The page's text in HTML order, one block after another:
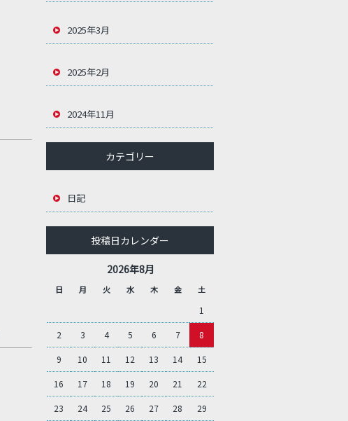
2025年3月
2025年2月
2024年11月
カテゴリー
日記
投稿日カレンダー
2026年8月
日 月 火 水 木 金 土
1
2 3 4 5 6 7 8
9 10 11 12 13 14 15
16 17 18 19 20 21 22
23 24 25 26 27 28 29